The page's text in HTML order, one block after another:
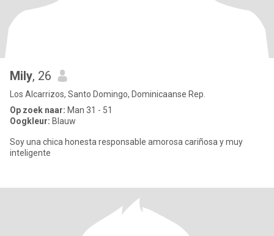
Mily, 26
Los Alcarrizos, Santo Domingo, Dominicaanse Rep.
Op zoek naar: Man 31 - 51
Oogkleur: Blauw
Soy una chica honesta responsable amorosa cariñosa y muy
inteligente